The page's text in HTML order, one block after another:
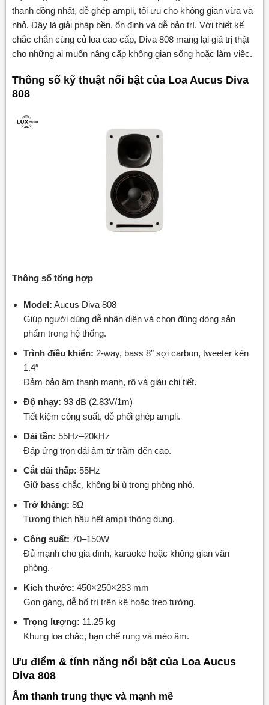
thanh đồng nhất, dễ ghép ampli, tối ưu cho không gian vừa và
nhỏ. Đây là giải pháp bền, ổn định và dễ bảo trì. Với thiết kế
chắc chắn cùng củ loa cao cấp, Diva 808 mang lại giá trị thật
cho những ai muốn nâng cấp không gian sống hoặc làm việc.
Thông số kỹ thuật nổi bật của Loa Aucus Diva
808
Thông số tổng hợp
Model: Aucus Diva 808
Giúp người dùng dễ nhận diện và chọn đúng dòng sản
phẩm trong hệ thống.
Trình điều khiển: 2-way, bass 8″ sợi carbon, tweeter kèn
1.4″
Đảm bảo âm thanh mạnh, rõ và giàu chi tiết.
Độ nhạy: 93 dB (2.83V/1m)
Tiết kiệm công suất, dễ phối ghép ampli.
Dải tần: 55Hz–20kHz
Đáp ứng trọn dải âm từ trầm đến cao.
Cắt dải thấp: 55Hz
Giữ bass chắc, không bị ù trong phòng nhỏ.
Trở kháng: 8Ω
Tương thích hầu hết ampli thông dụng.
Công suất: 70–150W
Đủ mạnh cho gia đình, karaoke hoặc không gian văn
phòng.
Kích thước: 450×250×283 mm
Gọn gàng, dễ bố trí trên kệ hoặc treo tường.
Trọng lượng: 11.25 kg
Khung loa chắc, hạn chế rung và méo âm.
Ưu điểm & tính năng nổi bật của Loa Aucus
Diva 808
Âm thanh trung thực và mạnh mẽ